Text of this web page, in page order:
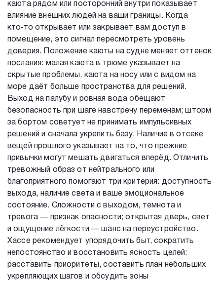
каюта рядом или посторонний внутри показывает
влияние внешних людей на ваши границы. Когда
кто‑то открывает или закрывает вам доступ в
помещение, это сигнал пересмотреть уровень
доверия. Положение каюты на судне меняет оттенок
послания: малая каюта в трюме указывает на
скрытые проблемы, каюта на носу или с видом на
море даёт больше пространства для решений.
Выход на палубу и ровная вода обещают
безопасность при шаге навстречу переменам; шторм
за бортом советует не принимать импульсивных
решений и сначала укрепить базу. Наличие в отсеке
вещей прошлого указывает на то, что прежние
привычки могут мешать двигаться вперёд. Отличить
тревожный образ от нейтрального или
благоприятного помогают три критерия: доступность
выхода, наличие света и ваше эмоциональное
состояние. Сложности с выходом, темнота и
тревога — признак опасности; открытая дверь, свет
и ощущение лёгкости — шанс на переустройство.
Хассе рекомендует упорядочить быт, сократить
непостоянство и восстановить ясность целей:
расставить приоритеты, составить план небольших
укрепляющих шагов и обсудить зоны